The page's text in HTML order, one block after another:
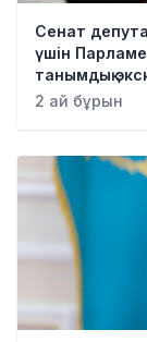
Денсаулық
Бизнес
Қылмыс
Сенат
үшін
танымдық
2 ай бұрын